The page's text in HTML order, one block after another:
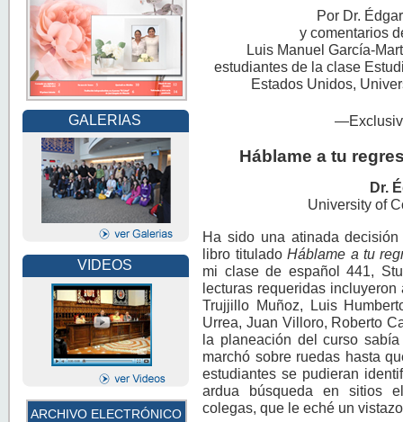
GALERIAS
VIDEOS
ARCHIVO ELECTRÓNICO
Por Dr.
y comentarios
Luis Manuel García-
estudiantes de la clase
Estados Unidos,
Háblame a tu
Dr.
University of
Ha sido una atinada
libro tituladoHáblame a tu
mi clase de español 441,
lecturas requeridas
Trujjillo Muñoz, Luis
Urrea, Juan Villoro, Roberto
la planeación del curso
marchó sobre ruedas hasta
estudiantes se pudieran
ardua búsqueda en sitios
colegas, que le eché un